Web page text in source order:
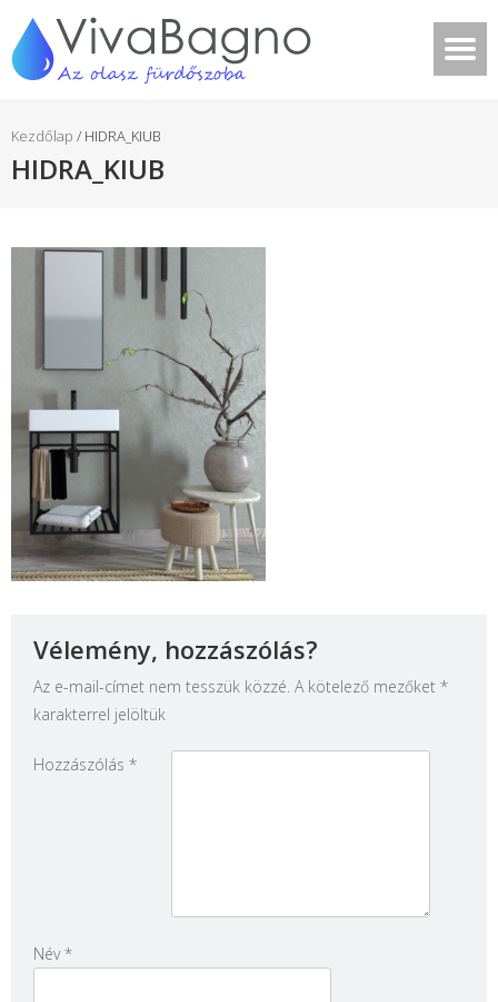
Kezdőlap / HIDRA_KIUB
HIDRA_KIUB
Vélemény, hozzászólás?
Az e-mail-címet nem tesszük közzé. A kötelező mezőket *
karakterrel jelöltük
Hozzászólás *
Név*